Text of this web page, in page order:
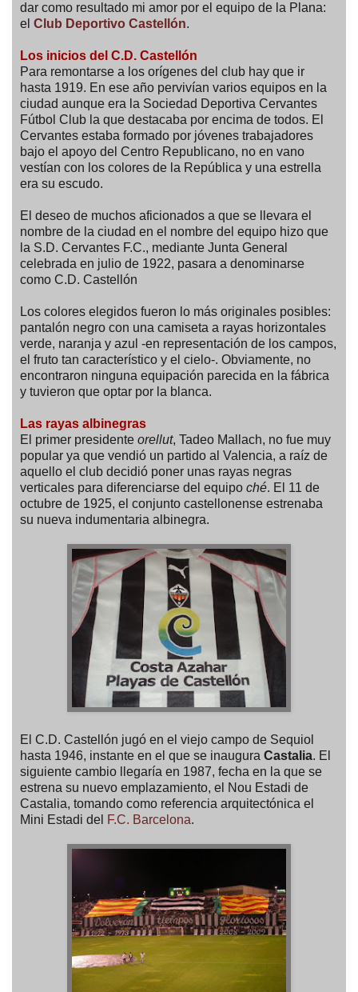
dar como resultado mi amor por el equipo de la Plana:
el Club Deportivo Castellón.
Los inicios del C.D. Castellón
Para remontarse a los orígenes del club hay que ir
hasta 1919. En ese año pervivían varios equipos en la
ciudad aunque era la Sociedad Deportiva Cervantes
Fútbol Club la que destacaba por encima de todos. El
Cervantes estaba formado por jóvenes trabajadores
bajo el apoyo del Centro Republicano, no en vano
vestían con los colores de la República y una estrella
era su escudo.
El deseo de muchos aficionados a que se llevara el
nombre de la ciudad en el nombre del equipo hizo que
la S.D. Cervantes F.C., mediante Junta General
celebrada en julio de 1922, pasara a denominarse
como C.D. Castellón
Los colores elegidos fueron lo más originales posibles:
pantalón negro con una camiseta a rayas horizontales
verde, naranja y azul -en representación de los campos,
el fruto tan característico y el cielo-. Obviamente, no
encontraron ninguna equipación parecida en la fábrica
y tuvieron que optar por la blanca.
Las rayas albinegras
El primer presidente orellut, Tadeo Mallach, no fue muy
popular ya que vendió un partido al Valencia, a raíz de
aquello el club decidió poner unas rayas negras
verticales para diferenciarse del equipo ché. El 11 de
octubre de 1925, el conjunto castellonense estrenaba
su nueva indumentaria albinegra.
El C.D. Castellón jugó en el viejo campo de Sequiol
hasta 1946, instante en el que se inaugura Castalia. El
siguiente cambio llegaría en 1987, fecha en la que se
estrena su nuevo emplazamiento, el Nou Estadi de
Castalia, tomando como referencia arquitectónica el
Mini Estadi del F.C. Barcelona.